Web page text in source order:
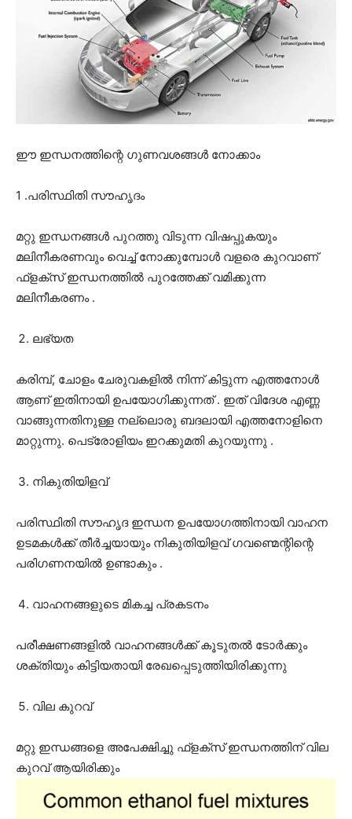
ഈ ഇന്ധനത്തിന്റെ ഗുണവശങ്ങൾ നോക്കാം
1 .പരിസ്ഥിതി സൗഹൃദം
മറ്റു ഇന്ധനങ്ങൾ പുറത്തു വിടുന്ന വിഷപ്പുകയും
മലിനീകരണവും വെച്ച് നോക്കുമ്പോൾ വളരെ കുറവാണ്
ഫ്ളക്സ് ഇന്ധനത്തിൽ പുറത്തേക്ക് വമിക്കുന്ന
മലിനീകരണം .
ലഭ്യത
കരിമ്പ്, ചോളം ചേരുവകളിൽ നിന്ന് കിട്ടുന്ന എത്തനോൾ
ആണ് ഇതിനായി ഉപയോഗിക്കുന്നത് . ഇത് വിദേശ എണ്ണ
വാങ്ങുന്നതിനുള്ള നല്ലൊരു ബദലായി എത്തനോളിനെ
മാറ്റുന്നു. പെട്രോളിയം ഇറക്കുമതി കുറയുന്നു .
നികുതിയിളവ്
പരിസ്ഥിതി സൗഹൃദ ഇന്ധന ഉപയോഗത്തിനായി വാഹന
ഉടമകൾക്ക് തീർച്ചയായും നികുതിയിളവ് ഗവണ്മെന്റിന്റെ
പരിഗണനയിൽ ഉണ്ടാകും .
വാഹനങ്ങളുടെ മികച്ച പ്രകടനം
പരീക്ഷണങ്ങളിൽ വാഹനങ്ങൾക്ക് കൂടുതൽ ടോർക്കും
ശക്തിയും കിട്ടിയതായി രേഖപ്പെടുത്തിയിരിക്കുന്നു
വില കുറവ്
മറ്റു ഇന്ധങ്ങളെ അപേക്ഷിച്ചു ഫ്ളക്സ് ഇന്ധനത്തിന് വില
കുറവ് ആയിരിക്കും